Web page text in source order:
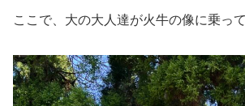
ここで、大の大人達が火牛の像に乗っ